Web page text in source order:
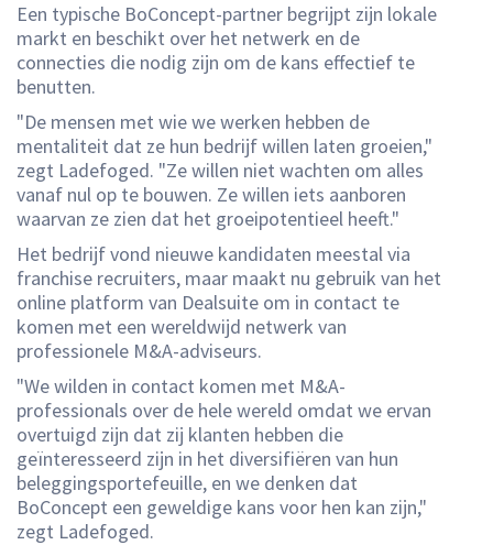
Een typische BoConcept-partner begrijpt zijn lokale
markt en beschikt over het netwerk en de
connecties die nodig zijn om de kans effectief te
benutten.
"De mensen met wie we werken hebben de
mentaliteit dat ze hun bedrijf willen laten groeien,"
zegt Ladefoged. "Ze willen niet wachten om alles
vanaf nul op te bouwen. Ze willen iets aanboren
waarvan ze zien dat het groeipotentieel heeft."
Het bedrijf vond nieuwe kandidaten meestal via
franchise recruiters, maar maakt nu gebruik van het
online platform van Dealsuite om in contact te
komen met een wereldwijd netwerk van
professionele M&A-adviseurs.
"We wilden in contact komen met M&A-
professionals over de hele wereld omdat we ervan
overtuigd zijn dat zij klanten hebben die
geïnteresseerd zijn in het diversifiëren van hun
beleggingsportefeuille, en we denken dat
BoConcept een geweldige kans voor hen kan zijn,"
zegt Ladefoged.